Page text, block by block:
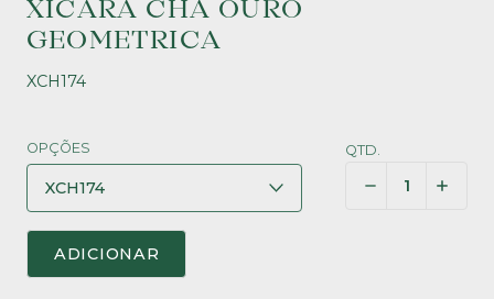
XÍCARA CHÁ OURO
GEOMETRICA
XCH174
OPÇÕES QTD.
ADICIONAR